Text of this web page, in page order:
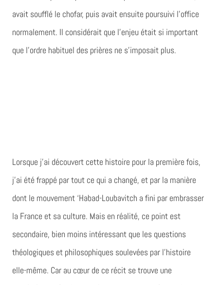
avait soufflé le chofar, puis avait ensuite poursuivi l’office
normalement. Il considérait que l’enjeu était si important
que l’ordre habituel des prières ne s’imposait plus.
Lorsque j’ai découvert cette histoire pour la première fois,
j’ai été frappé par tout ce qui a changé, et par la manière
dont le mouvement ‘Habad-Loubavitch a fini par embrasser
la France et sa culture. Mais en réalité, ce point est
secondaire, bien moins intéressant que les questions
théologiques et philosophiques soulevées par l’histoire
elle-même. Car au cœur de ce récit se trouve une